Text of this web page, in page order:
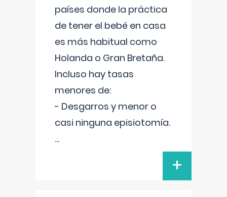
países donde la práctica
de tener el bebé en casa
es más habitual como
Holanda o Gran Bretaña.
Incluso hay tasas
menores de:
- Desgarros y menor o
casi ninguna episiotomía.
...
+